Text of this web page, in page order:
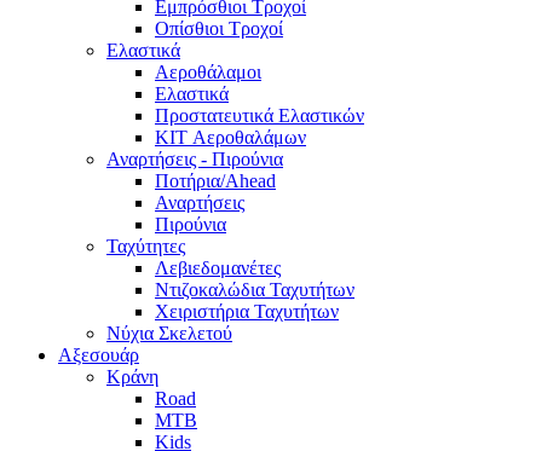
Εμπρόσθιοι Τροχοί
Οπίσθιοι Τροχοί
Ελαστικά
Αεροθάλαμοι
Ελαστικά
Προστατευτικά Ελαστικών
KIT Αεροθαλάμων
Αναρτήσεις - Πιρούνια
Ποτήρια/Ahead
Αναρτήσεις
Πιρούνια
Ταχύτητες
Λεβιεδομανέτες
Ντιζοκαλώδια Ταχυτήτων
Χειριστήρια Ταχυτήτων
Νύχια Σκελετού
Αξεσουάρ
Κράνη
Road
MTB
Kids